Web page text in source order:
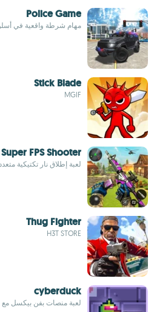
Police Game
مهام شرطة واقعية في
Stick Blade
MGIF
Super FPS Shooter
لعبة إطلاق نار تكتيكية
Thug Fighter
H3T STORE
cyberduck
لعبة منصات بفن بيكسل